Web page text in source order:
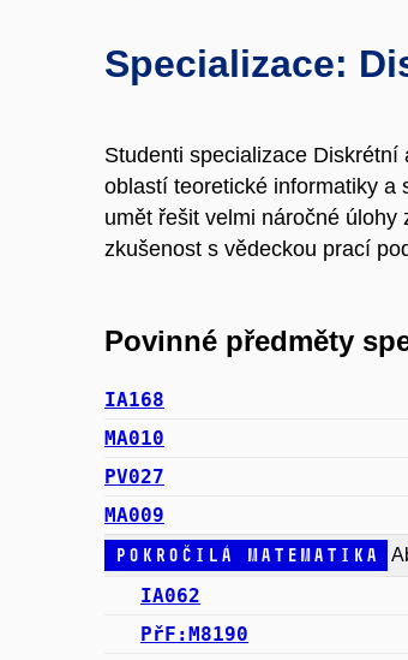
Specializace:
Studenti specializace
oblastí teoretické informatiky a
umět řešit velmi náročné
zkušenost s vědeckou prací
Povinné předměty
IA168
MA010
PV027
MA009
Pokročilá matematika
IA062
PřF:M8190